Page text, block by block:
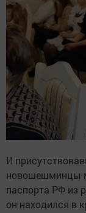
И
новошешминцы
паспорта РФ из
он находился в